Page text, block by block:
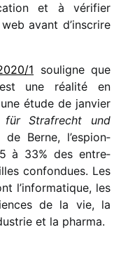
et à véri­fier
avant d’ins­crire
​1 souligne que
est une réalité en
étude de janvier
für Strafrecht und
de Berne, l’es­pion­
à 33% des entre­
confon­dues. Les
l’informatique, les
de la vie, la
et la pharma.